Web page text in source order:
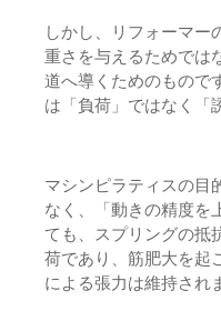
しかし、リフォーマー
重さを与えるためでは
道へ導くためのもので
は「負荷」ではなく「
マシンピラティスの目
なく、「動きの精度を
ても、スプリングの抵
荷であり、筋肥大を起
による張力は維持され